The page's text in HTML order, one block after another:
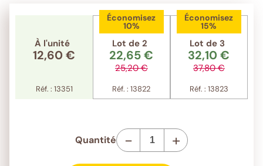
À l'unité
12,60 €
Réf. : 13351
Économisez
10%
Lot de 2
22,65 €
25,20 €
Réf. : 13822
Économisez
15%
Lot de 3
32,10 €
37,80 €
Réf. : 13823
Quantité - +